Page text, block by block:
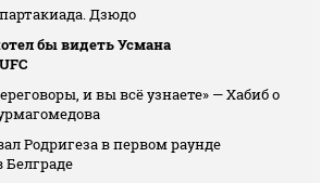
Дзюдо
бы видеть Усмана
и вы всё узнаете» — Хабиб о
Родригеза в первом раунде
Белграде